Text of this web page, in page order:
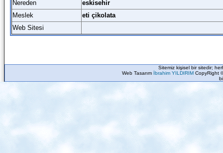
Nereden
eskisehir
Meslek
eti çikolata
Web Sitesi
Sitemiz kişisel bir sitedir;
Web Tasarım İbrahim YILDIRIM CopyRight